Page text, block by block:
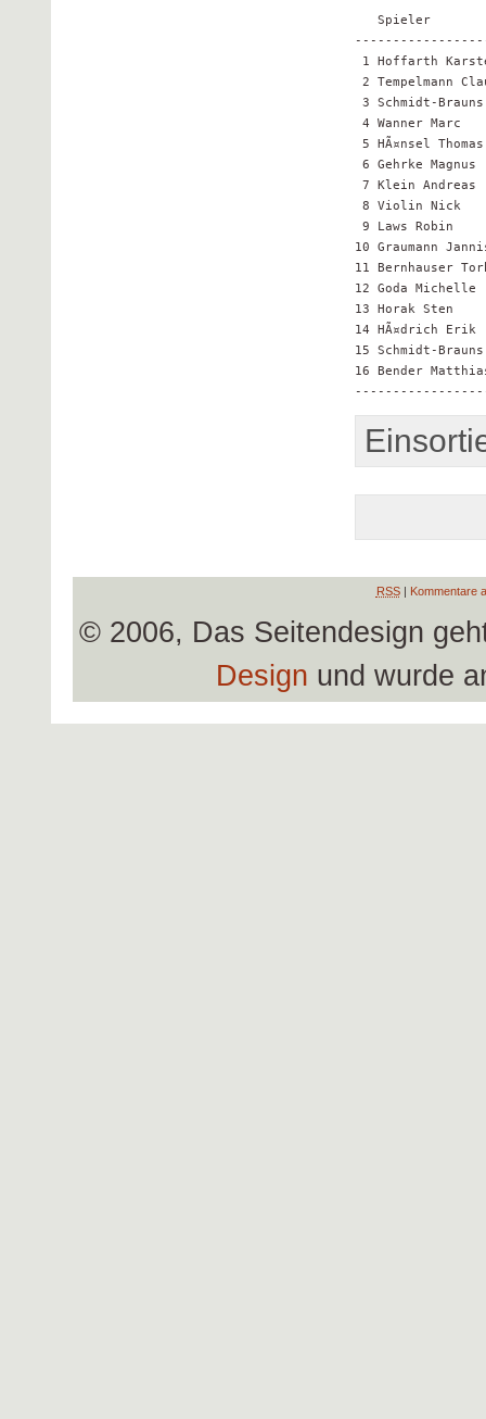
Spieler
1 Hoffarth
2 Tempelmann
3 Schmidt-
4 Wanner
5 HÃ¤nsel
6 Gehrke
7 Klein
8 Violin Nick
9 Laws Robin
10 Graumann
11 Bernhauser
12 Goda
13 Horak Sten
14 HÃ¤drich
15 Schmidt-
16 Bender
RSS| Kommentare
© 2006, Das Seitendesign
Design und wurde